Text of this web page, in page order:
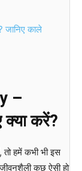
जानिए काले
–
क्या करें?
हमें कभी भी इस
कुछ ऐसी हो